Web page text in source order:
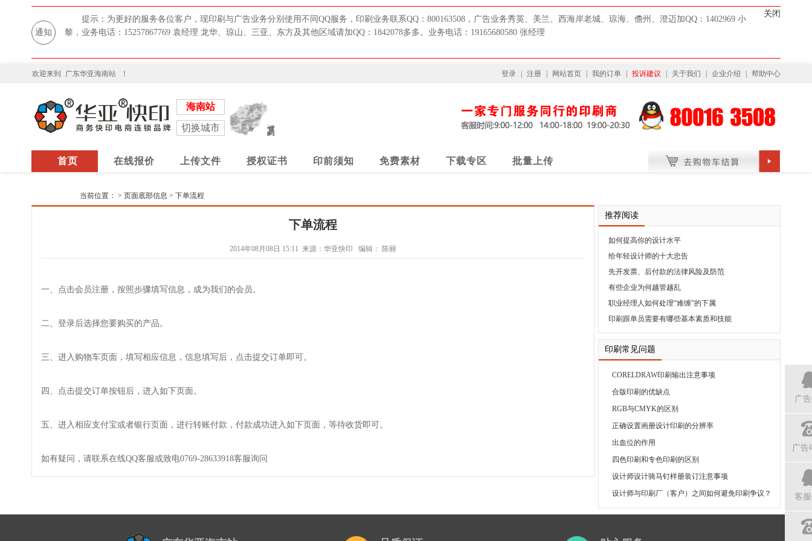
通知
提示：为更好的服务各位客户，现印刷与广告业务分别使用不同QQ服务，印刷业务联系QQ：800163508，广告业务秀英、美兰、西海岸老城、琼海、儋州、澄迈加QQ：1402969 小
黎，业务电话：15257867769 袁经理 龙华、琼山、三亚、东方及其他区域请加QQ：1842078多多。业务电话：19165680580 张经理
关闭
欢迎来到 广东华亚海南站 ！ 登录 注册 网站首页 我的订单 投诉建议 关于我们 企业介绍 帮助中心
海南站
切换城市
首页 在线报价 上传文件 授权证书 印前须知 免费素材 下载专区 批量上传
当前位置： > 页面底部信息 > 下单流程
下单流程
2014年08月08日 15:11 来源：华亚快印 编辑： 陈丽
一、点击会员注册，按照步骤填写信息，成为我们的会员。
二、登录后选择您要购买的产品。
三、进入购物车页面，填写相应信息，信息填写后，点击提交订单即可。
四、点击提交订单按钮后，进入如下页面。
五、进入相应支付宝或者银行页面，进行转账付款，付款成功进入如下页面，等待收货即可。
如有疑问，请联系在线QQ客服或致电0769-28633918客服询问
推荐阅读
如何提高你的设计水平
给年轻设计师的十大忠告
先开发票、后付款的法律风险及防范
有些企业为何越管越乱
职业经理人如何处理“难缠”的下属
印刷跟单员需要有哪些基本素质和技能
印刷常见问题
CORELDRAW印刷输出注意事项
合版印刷的优缺点
RGB与CMYK的区别
正确设置画册设计印刷的分辨率
出血位的作用
四色印刷和专色印刷的区别
设计师设计骑马钉样册装订注意事项
设计师与印刷厂（客户）之间如何避免印刷争议？
广
广告
客